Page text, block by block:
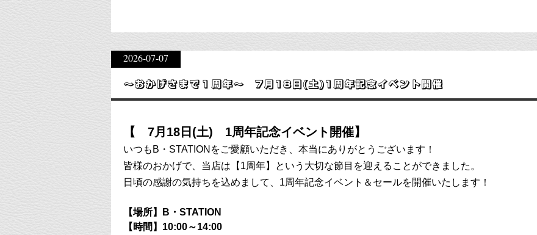
～おかげさまで１周年～ 7月18日(土)1周年記念イベント開催
2026-07-07
【 7月18日(土) 1周年記念イベント開催】
いつもB・STATIONをご愛顧いただき、本当にありがとうございます！
皆様のおかげで、当店は【1周年】という大切な節目を迎えることができました。
日頃の感謝の気持ちを込めまして、1周年記念イベント＆セールを開催いたします！
【場所】B・STATION
【時間】10:00～14:00